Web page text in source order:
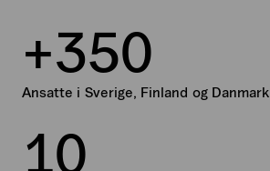
+350
Ansatte i Sverige, Finland og Danmark
10